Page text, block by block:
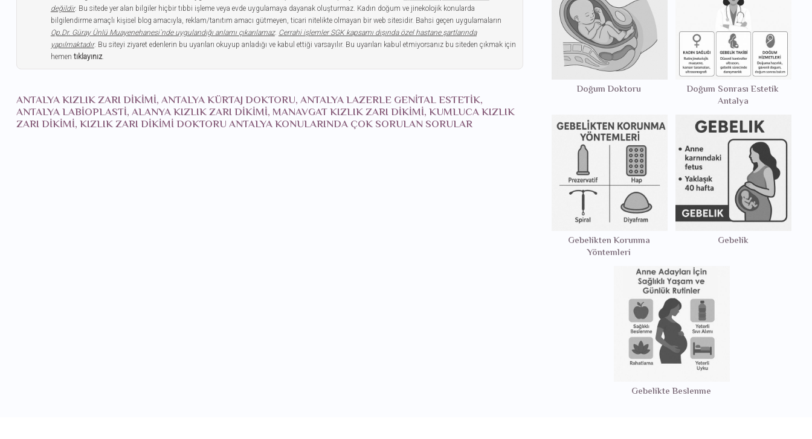
değildir. Bu sitede yer alan bilgiler hiçbir tıbbi işleme veya evde uygulamaya dayanak oluşturmaz. Kadın doğum ve jinekolojik konularda
bilgilendirme amaçlı kişisel blog amacıyla, reklam/tanıtım amacı gütmeyen, ticari nitelikte olmayan bir web sitesidir. Bahsi geçen uygulamaların
Op.Dr. Güray Ünlü Muayenehanesi`nde uygulandığı anlamı çıkarılamaz. Cerrahi işlemler SGK kapsamı dışında özel hastane şartlarında
yapılmaktadır. Bu siteyi ziyaret edenlerin bu uyarıları okuyup anladığı ve kabul ettiği varsayılır. Bu uyarıları kabul etmiyorsanız bu siteden çıkmak için
hemen tıklayınız.
ANTALYA KIZLIK ZARI DIKIMI, ANTALYA KÜRTAJ DOKTORU, ANTALYA LAZERLE GENITAL ESTETIK,
ANTALYA LABIOPLASTI, ALANYA KIZLIK ZARI DIKIMI, MANAVGAT KIZLIK ZARI DIKIMI, KUMLUCA KIZLIK
ZARI DIKIMI, KIZLIK ZARI DIKIMI DOKTORU ANTALYA KONULARINDA ÇOK SORULAN SORULAR
Doğum Doktoru
Doğum Sonrası Estetik
Antalya
Gebelikten Korunma
Yöntemleri
Gebelik
Gebelikte Beslenme